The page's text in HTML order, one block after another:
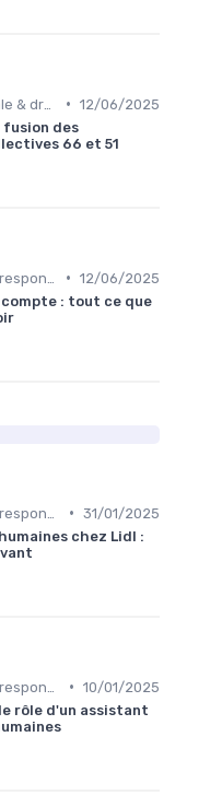
• 12/06/2025
fusion des
66 et 51
• 12/06/2025
compte : tout ce que
• 31/01/2025
chez Lidl :
• 10/01/2025
rôle d'un assistant